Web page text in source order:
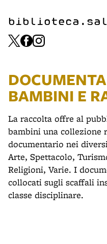
BAMBINI E
La raccolta offre al
bambini una collezione
documentario nei
Arte, Spettacolo,
Religioni, Varie. I
collocati sugli scaffali
classe disciplinare.